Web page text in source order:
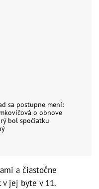
sa postupne mení:
o obnove
bol spočiatku
a čiastočne
v jej byte v 11.